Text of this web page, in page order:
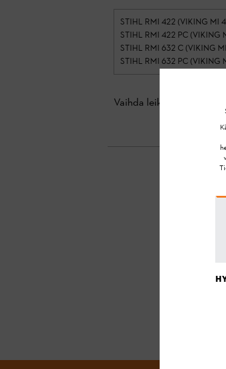
STIHL RMI 422 (VIKING MI
STIHL RMI 422 PC (VIKING
STIHL RMI 632 C (VIKING
STIHL RMI 632 PC (VIKING
Vaihda leikkuuterä